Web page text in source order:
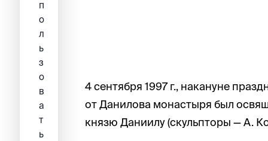
4 сентября 1997 г., накануне
от Данилова монастыря был
князю Даниилу (скульпторы — А.
п
о
л
ь
з
о
в
а
т
ь